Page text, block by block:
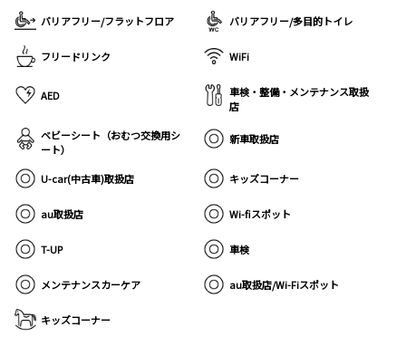
バリアフリー/フラットフロア バリアフリー/多目的トイレ
フリードリンク WiFi
AED
車検・整備・メンテナンス取扱
店
ベビーシート（おむつ交換用シ
ート）
新車取扱店
U-car(中古車)取扱店 キッズコーナー
au取扱店 Wi-fiスポット
T-UP 車検
メンテナンスカーケア au取扱店/Wi-Fiスポット
キッズコーナー